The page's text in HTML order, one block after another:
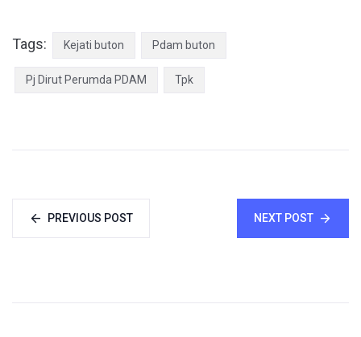
Tags: Kejati buton Pdam buton
Pj Dirut Perumda PDAM Tpk
PREVIOUS POST NEXT POST